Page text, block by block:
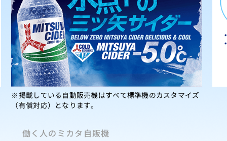
働く人のミカタ自販機
※掲載している自動販売機はすべて標準機のカスタマイズ
（有償対応）となります。